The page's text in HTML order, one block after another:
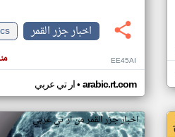
اخبار جزر القمر
منذ EE45AI
ار تي عربي• arabic.rt.com
اخبار جزر القمر من ار تي عربي